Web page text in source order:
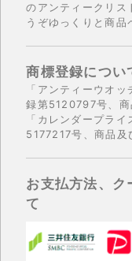
のアンティークリス
うぞゆっくりと商品
商標登録につい
「アンティーウオ
録第5120797号、
「カレンダープラ
5177217号、商品
お支払方法、ク
て